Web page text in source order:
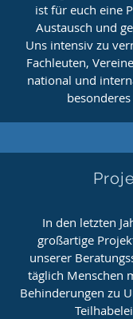
ist für euch eine
Austausch und
Uns intensiv zu
Fachleuten,
national und
In den letzten
großartige
unserer
täglich Menschen
Behinderungen zu